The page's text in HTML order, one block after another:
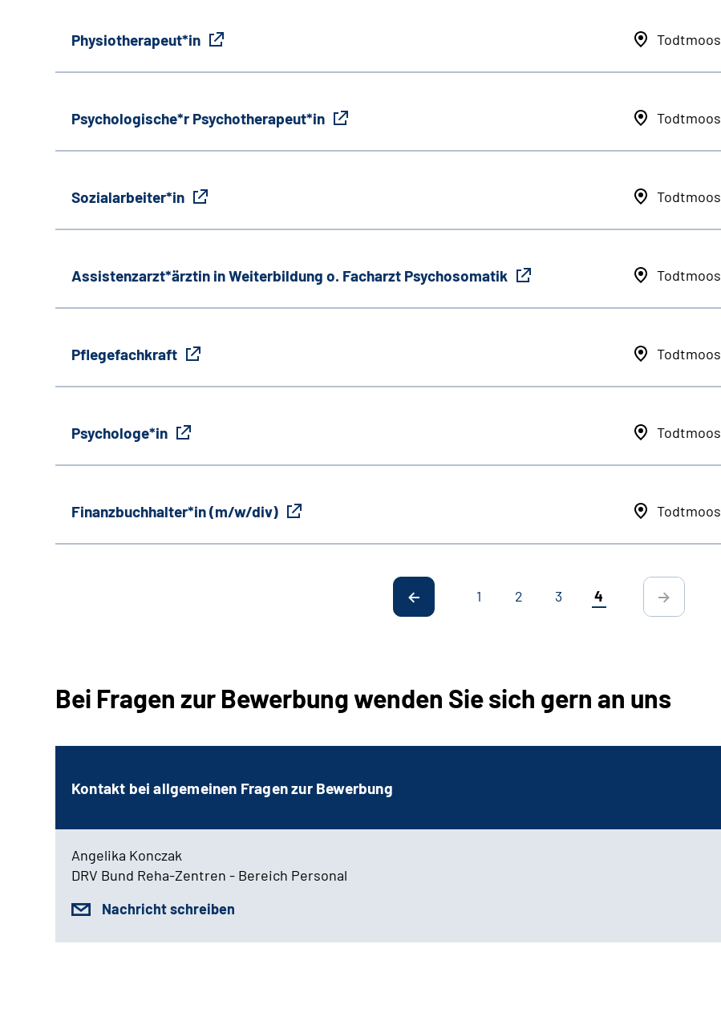
Physiotherapeut*in Todtmoos
Psychologische*r Psychotherapeut*in Todtmoos
Sozialarbeiter*in Todtmoos
Assistenzarzt*ärztin in Weiterbildung o. Facharzt Psychosomatik Todtmoos
Pflegefachkraft Todtmoos
Psychologe*in Todtmoos
Finanzbuchhalter*in (m/w/div) Todtmoos
1 2 3 4
Bei Fragen zur Bewerbung wenden Sie sich gern an uns
Kontakt bei allgemeinen Fragen zur Bewerbung
Angelika Konczak
DRV Bund Reha-Zentren - Bereich Personal
Nachricht schreiben